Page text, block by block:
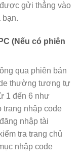
gửi thẳng vào
bạn.
(Nếu có phiên
qua phiên bản
thường tương tự
1 đến 6 như
trang nhập code
nhập tài
tra trang chủ
nhập code